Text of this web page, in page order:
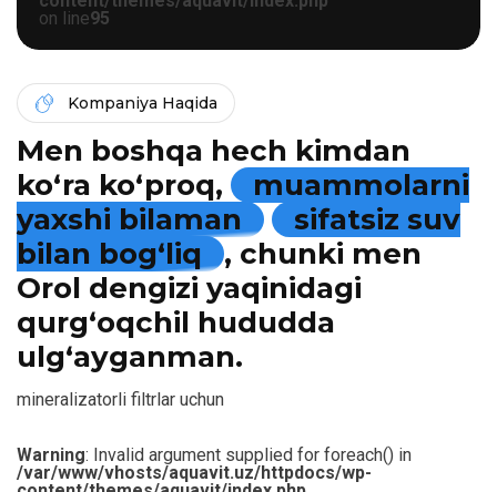
on line95
Kompaniya Haqida
Men boshqa hech kimdan
ko‘ra ko‘proq,
muammolarni
yaxshi bilaman
sifatsiz suv
bilan bog‘liq
, chunki men
Orol dengizi yaqinidagi
qurg‘oqchil hududda
ulg‘ayganman.
mineralizatorli filtrlar uchun
Warning: Invalid argument supplied for foreach() in
/var/www/vhosts/aquavit.uz/httpdocs/wp-